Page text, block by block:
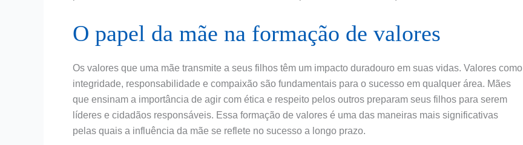
O papel da mãe na formação de valores
Os valores que uma mãe transmite a seus filhos têm um impacto duradouro em suas vidas. Valores como
integridade, responsabilidade e compaixão são fundamentais para o sucesso em qualquer área. Mães
que ensinam a importância de agir com ética e respeito pelos outros preparam seus filhos para serem
líderes e cidadãos responsáveis. Essa formação de valores é uma das maneiras mais significativas
pelas quais a influência da mãe se reflete no sucesso a longo prazo.